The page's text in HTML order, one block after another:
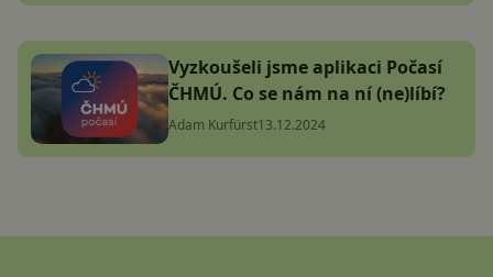
Vyzkoušeli jsme aplikaci Počasí
ČHMÚ. Co se nám na ní (ne)líbí?
Adam Kurfürst13.12.2024